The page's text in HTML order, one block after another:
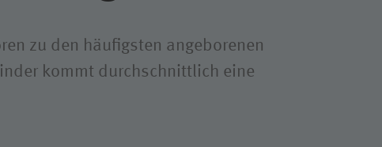
zu den häufigsten angeborenen
kommt durchschnittlich eine